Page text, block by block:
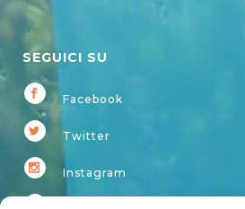
SEGUICI SU
Facebook
Twitter
Instagram